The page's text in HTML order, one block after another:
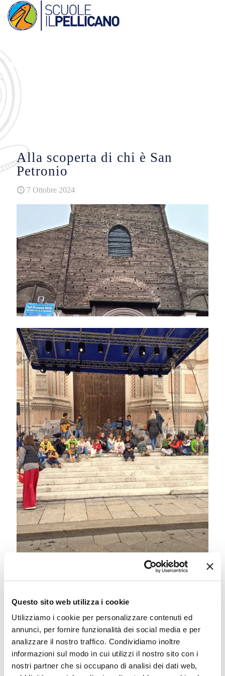
Questo sito web utilizza i cookie
Utilizziamo i cookie per personalizzare contenuti ed
annunci, per fornire funzionalità dei social media e per
analizzare il nostro traffico. Condividiamo inoltre
informazioni sul modo in cui utilizzi il nostro sito con i
nostri partner che si occupano di analisi dei dati web,
Alla scoperta di chi è San
Petronio
7 Ottobre 2024